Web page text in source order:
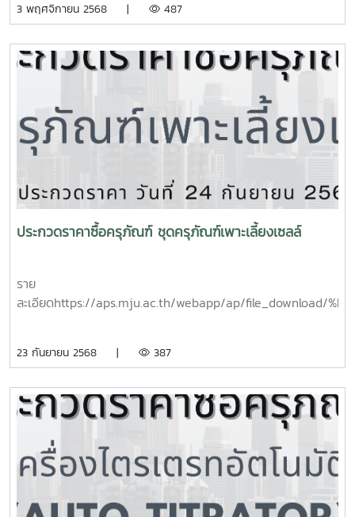
3 พฤศจิกายน 2568 | 487
ประกวดราคาซื้อครุภัณฑ์ ชุดครุภัณฑ์เพาะเลี้ยงเซลล์
ราย
ละเอียดhttps://aps.mju.ac.th/webapp/ap/file_download/
23 กันยายน 2568 | 387